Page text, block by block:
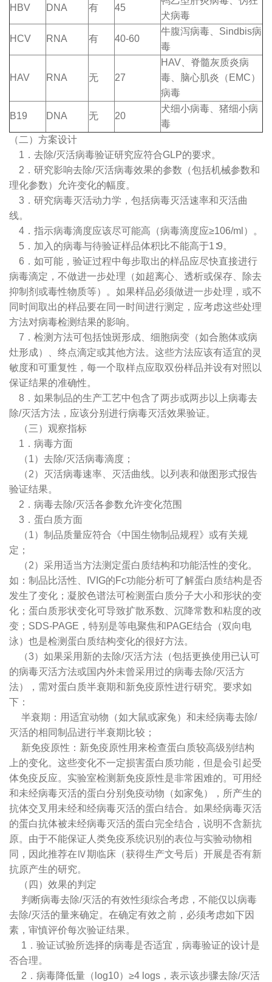
HBV DNA 有 45
犬病毒
HCV RNA 有 40-60
牛腹泻病毒、Sindbis病
毒
HAV RNA 无 27
HAV、脊髓灰质炎病
毒、脑心肌炎（EMC）
病毒
B19 DNA 无 20
犬细小病毒、猪细小病
毒
（二）方案设计
1．去除/灭活病毒验证研究应符合GLP的要求。
2．研究影响去除/灭活病毒效果的参数（包括机械参数和
理化参数）允许变化的幅度。
3．研究病毒灭活动力学，包括病毒灭活速率和灭活曲
线。
4．指示病毒滴度应该尽可能高（病毒滴度应≥106/ml）。
5．加入的病毒与待验证样品体积比不能高于1∶9。
6．如可能，验证过程中每步取出的样品应尽快直接进行
病毒滴定，不做进一步处理（如超离心、透析或保存、除去
抑制剂或毒性物质等）。如果样品必须做进一步处理，或不
同时间取出的样品要在同一时间进行测定，应考虑这些处理
方法对病毒检测结果的影响。
7．检测方法可包括蚀斑形成、细胞病变（如合胞体或病
灶形成）、终点滴定或其他方法。这些方法应该有适宜的灵
敏度和可重复性，每一个取样点应取双份样品并设有对照以
保证结果的准确性。
8．如果制品的生产工艺中包含了两步或两步以上病毒去
除/灭活方法，应该分别进行病毒灭活效果验证。
（三）观察指标
1．病毒方面
（1）去除/灭活病毒滴度；
（2）灭活病毒速率、灭活曲线。以列表和做图形式报告
验证结果。
2．病毒去除/灭活各参数允许变化范围
3．蛋白质方面
（1）制品质量应符合《中国生物制品规程》或有关规
定；
（2）采用适当方法测定蛋白质结构和功能活性的变化。
如：制品比活性、IVIG的Fc功能分析可了解蛋白质结构是否
发生了变化；凝胶色谱法可检测蛋白质分子大小和形状的变
化；蛋白质形状变化可导致扩散系数、沉降常数和粘度的改
变；SDS-PAGE，特别是等电聚焦和PAGE结合（双向电
泳）也是检测蛋白质结构变化的很好方法。
（3）如果采用新的去除/灭活方法（包括更换使用已认可
的病毒灭活方法或国内外未曾采用过的病毒去除/灭活方
法），需对蛋白质半衰期和新免疫原性进行研究。要求如
下：
半衰期：用适宜动物（如大鼠或家兔）和未经病毒去除/
灭活的相同制品进行半衰期比较；
新免疫原性：新免疫原性用来检查蛋白质较高级别结构
上的变化。这些变化不一定损害蛋白质功能，但是会引起受
体免疫反应。实验室检测新免疫原性是非常困难的。可用经
和未经病毒灭活的蛋白分别免疫动物（如家兔），所产生的
抗体交叉用未经和经病毒灭活的蛋白结合。如果经病毒灭活
的蛋白抗体被未经病毒灭活的蛋白完全结合，说明不含新抗
原。由于不能保证人类免疫系统识别的表位与实验动物相
同，因此推荐在Ⅳ期临床（获得生产文号后）开展是否有新
抗原产生的研究。
（四）效果的判定
判断病毒去除/灭活的有效性须综合考虑，不能仅以病毒
去除/灭活的量来确定。在确定有效之前，必须考虑如下因
素，审慎评价每次验证结果。
1．验证试验所选择的病毒是否适宜，病毒验证的设计是
否合理。
2．病毒降低量（log10）≥4 logs，表示该步骤去除/灭活